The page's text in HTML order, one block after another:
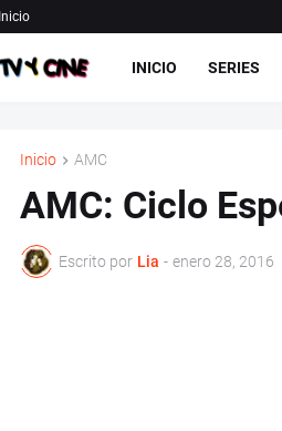
Inicio
INICIO SERIES
Inicio AMC
AMC: Ciclo
Escrito por Lia - enero 28, 2016